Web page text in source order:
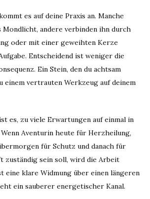
es auf deine Praxis an. Manche
Mondlicht, andere verbinden ihn durch
oder mit einer geweihten Kerze
Entscheidend ist weniger die
Ein Stein, den du achtsam
einem vertrauten Werkzeug auf deinem
es, zu viele Erwartungen auf einmal in
Aventurin heute für Herzheilung,
für Schutz und danach für
zuständig sein soll, wird die Arbeit
eine klare Widmung über einen längeren
ein sauberer energetischer Kanal.